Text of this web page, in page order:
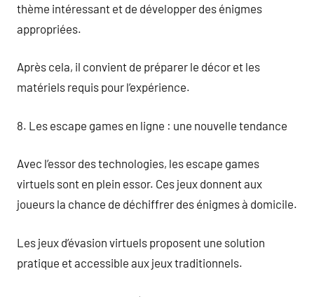
thème intéressant et de développer des énigmes
appropriées.
Après cela, il convient de préparer le décor et les
matériels requis pour l’expérience.
8. Les escape games en ligne : une nouvelle tendance
Avec l’essor des technologies, les escape games
virtuels sont en plein essor. Ces jeux donnent aux
joueurs la chance de déchiffrer des énigmes à domicile.
Les jeux d’évasion virtuels proposent une solution
pratique et accessible aux jeux traditionnels.